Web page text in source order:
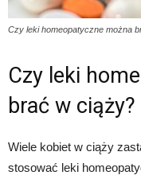
Czy leki homeopatyczne można
Czy leki
brać w ciąży?
Wiele kobiet w ciąży
stosować leki